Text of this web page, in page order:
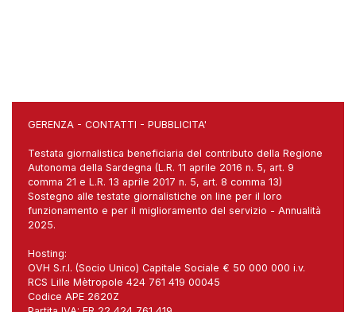
GERENZA - CONTATTI - PUBBLICITA'
Testata giornalistica beneficiaria del contributo della Regione
Autonoma della Sardegna (L.R. 11 aprile 2016 n. 5, art. 9
comma 21 e L.R. 13 aprile 2017 n. 5, art. 8 comma 13)
Sostegno alle testate giornalistiche on line per il loro
funzionamento e per il miglioramento del servizio - Annualità
2025.
Hosting:
OVH S.r.l. (Socio Unico) Capitale Sociale € 50 000 000 i.v.
RCS Lille Mètropole 424 761 419 00045
Codice APE 2620Z